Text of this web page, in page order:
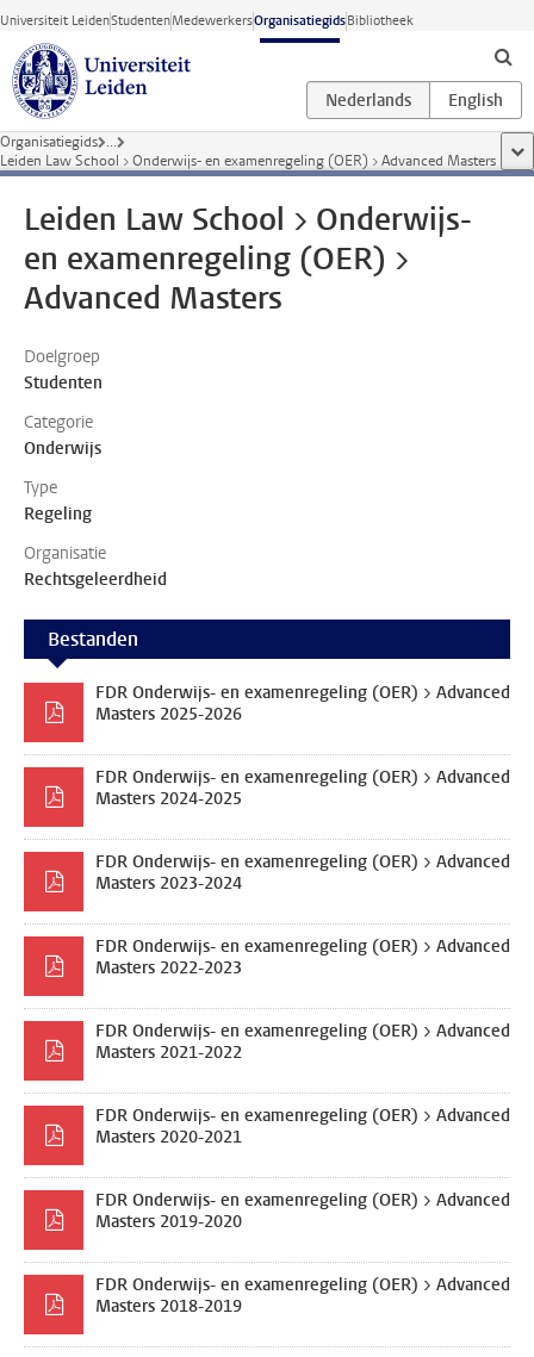
Ga direct naar de inhoud
Universiteit LeidenStudentenMedewerkersOrganisatiegidsBibliotheek
Organisatiegids ...
Leiden Law School > Onderwijs- en examenregeling (OER) > Advanced Masters
Leiden Law School > Onderwijs-
en examenregeling (OER) >
Advanced Masters
Doelgroep
Studenten
Categorie
Onderwijs
Type
Regeling
Organisatie
Rechtsgeleerdheid
Bestanden
FDR Onderwijs- en examenregeling (OER) > Advanced
Masters 2025-2026
FDR Onderwijs- en examenregeling (OER) > Advanced
Masters 2024-2025
FDR Onderwijs- en examenregeling (OER) > Advanced
Masters 2023-2024
FDR Onderwijs- en examenregeling (OER) > Advanced
Masters 2022-2023
FDR Onderwijs- en examenregeling (OER) > Advanced
Masters 2021-2022
FDR Onderwijs- en examenregeling (OER) > Advanced
Masters 2020-2021
FDR Onderwijs- en examenregeling (OER) > Advanced
Masters 2019-2020
FDR Onderwijs- en examenregeling (OER) > Advanced
Masters 2018-2019